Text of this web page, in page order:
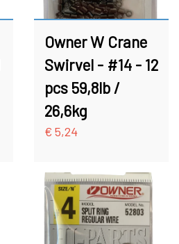
Owner W Crane
Swirvel - #14 - 12
pcs 59,8lb /
26,6kg
€ 5,24